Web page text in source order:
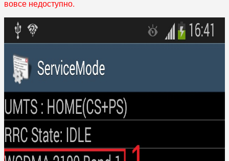
вовсе недоступно.